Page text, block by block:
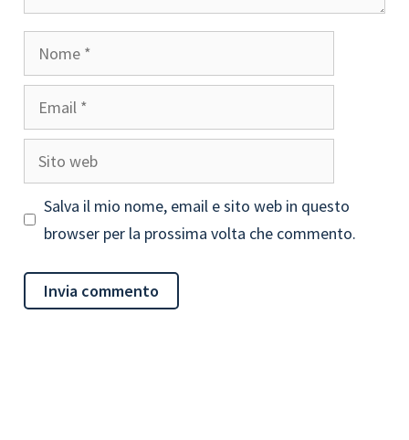
Nome
Email
Sito
web
Salva il mio nome, email e sito web in questo
browser per la prossima volta che commento.